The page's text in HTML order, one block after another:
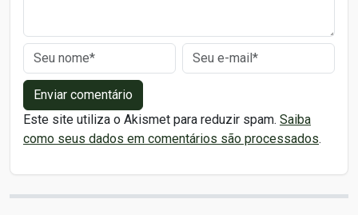
Enviar comentário
Este site utiliza o Akismet para reduzir spam. Saiba
como seus dados em comentários são processados.